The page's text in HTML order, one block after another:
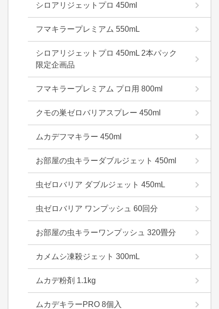
シロアリジェットプロ 450ml
フマキラープレミアム 550mL
シロアリジェットプロ 450mL 2本パック
限定企画品
フマキラープレミアム プロ用 800ml
クモの巣ゼロバリアスプレー 450ml
ムカデフマキラー 450ml
お部屋の虫キラーダブルジェット 450ml
虫ゼロバリア ダブルジェット 450mL
虫ゼロバリア ワンプッシュ 60回分
お部屋の虫キラーワンプッシュ 320畳分
カメムシ凍殺ジェット 300mL
ムカデ粉剤 1.1kg
ムカデキラーPRO 8個入